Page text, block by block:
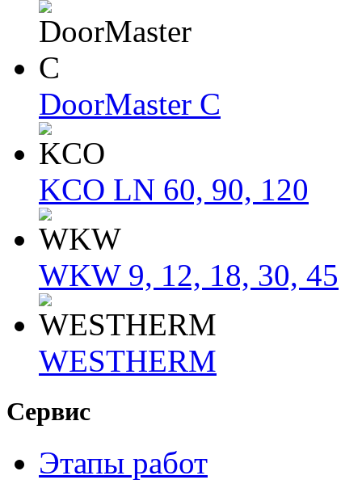
DoorMaster C
KCO LN 60, 90, 120
WKW 9, 12, 18, 30, 45
WESTHERM
Сервис
Этапы работ